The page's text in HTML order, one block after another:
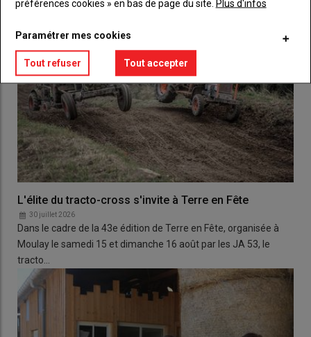
L'élite du tracto-cross s'invite à Terre en Fête
30 juillet 2026
Dans le cadre de la 43e édition de Terre en Fête, organisée à
Moulay le samedi 15 et dimanche 16 août par les JA 53, le
tracto…
préférences cookies » en bas de page du site. Plus d'infos
Paramétrer mes cookies
Tout refuser Tout accepter